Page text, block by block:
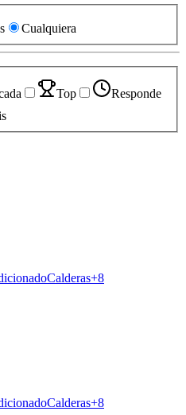
Cualquiera
Top
Responde
Calderas+8
Calderas+8